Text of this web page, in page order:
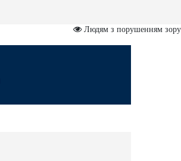
Людям з порушенням зору